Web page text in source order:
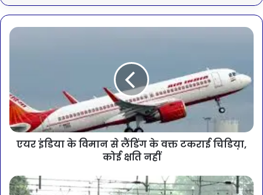
एयर इंडिया के विमान से लैंडिंग के वक्त टकराई चिडिय़ा,
कोई क्षति नहीं